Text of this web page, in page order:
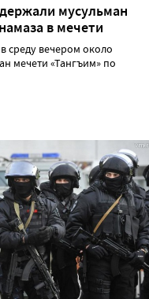
мусульман
в мечети
среду вечером около
мечети «Тангъим» по